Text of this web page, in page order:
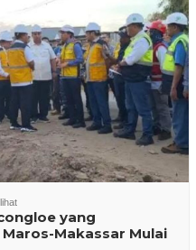
yang
Makassar Mulai